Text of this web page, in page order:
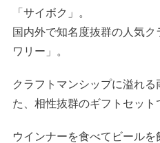
「サイボク」。
国内外で知名度抜群の人気
ワリー」。
クラフトマンシップに溢れ
た、相性抜群のギフトセット
ウインナーを食べてビール